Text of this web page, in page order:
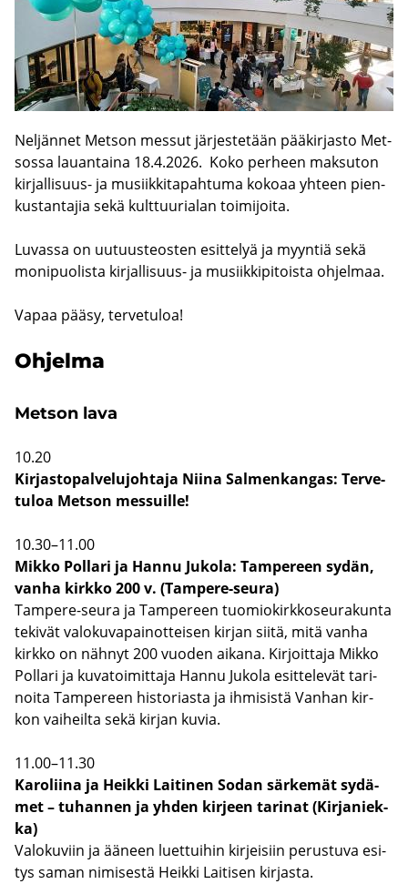
Nel­jän­net Met­son mes­sut jär­jes­te­tään pää­kir­jas­to Met­
sos­sa lau­an­tai­na 18.4.2026. Koko per­heen mak­su­ton
kirjallisuus-​ ja musiik­ki­ta­pah­tu­ma ko­ko­aa yh­teen pien­
kus­tan­ta­jia sekä kult­tuu­ria­lan toi­mi­joi­ta.
Lu­vas­sa on uu­tuus­teos­ten esit­te­lyä ja myyn­tiä sekä
mo­ni­puo­lis­ta kirjallisuus-​ ja musiik­ki­pi­tois­ta oh­jel­maa.
Vapaa pääsy, ter­ve­tu­loa!
Oh­jel­ma
Met­son lava
10.20
Kir­jas­to­pal­ve­lu­joh­ta­ja Niina Sal­men­kan­gas: Ter­ve­
tu­loa Met­son mes­suil­le!
10.30–11.00
Mikko Pol­la­ri ja Hannu Ju­ko­la: Tam­pe­reen sydän,
vanha kirk­ko 200 v. (Tampere-​seura)
Tampere-​seura ja Tam­pe­reen tuo­mio­kirk­ko­seu­ra­kun­ta
te­ki­vät va­lo­ku­va­pai­not­tei­sen kir­jan siitä, mitä vanha
kirk­ko on näh­nyt 200 vuo­den ai­ka­na. Kir­joit­ta­ja Mikko
Pol­la­ri ja ku­va­toi­mit­ta­ja Hannu Ju­ko­la esit­te­le­vät ta­ri­
noi­ta Tam­pe­reen his­to­rias­ta ja ih­mi­sis­tä Van­han kir­
kon vai­heil­ta sekä kir­jan kuvia.
11.00–11.30
Ka­ro­lii­na ja Heik­ki Lai­ti­nen Sodan sär­ke­mät sy­dä­
met – tu­han­nen ja yhden kir­jeen ta­ri­nat (Kir­ja­niek­
ka)
Va­lo­ku­viin ja ää­neen luet­tui­hin kir­jei­siin pe­rus­tu­va esi­
tys saman ni­mi­ses­tä Heik­ki Lai­ti­sen kir­jas­ta.